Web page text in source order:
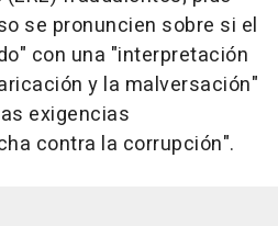
se pronuncien sobre si el
con una "interpretación
y la malversación"
exigencias
contra la corrupción".